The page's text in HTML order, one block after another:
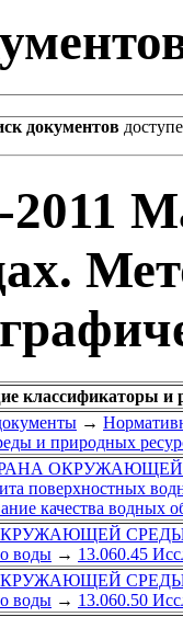
документов
2011
классификаторы и
→
и природных
поверхностных
качества водных
воды → 13.060.45
воды → 13.060.50